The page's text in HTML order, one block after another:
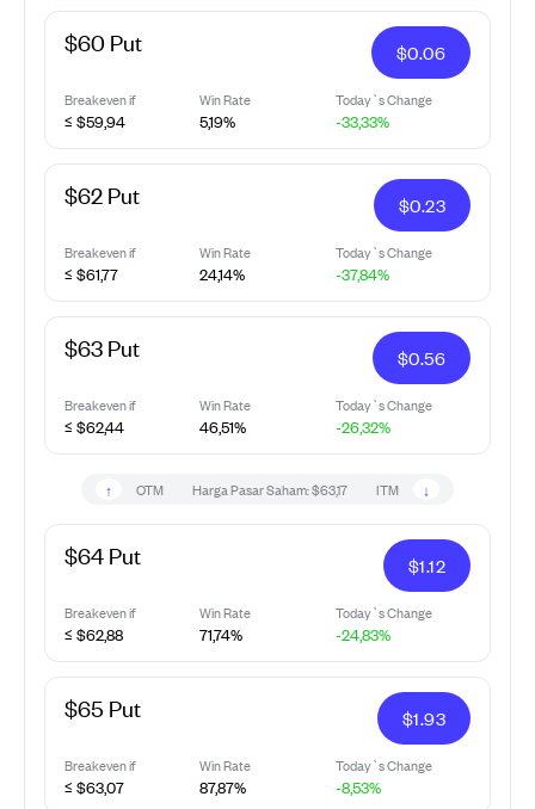
$60 Put $0.06
Breakeven if Win Rate Today`s Change
≤ $59,94 5,19% -33,33%
$62 Put $0.23
Breakeven if Win Rate Today`s Change
≤ $61,77 24,14% -37,84%
$63 Put $0.56
Breakeven if Win Rate Today`s Change
≤ $62,44 46,51% -26,32%
↑ OTM Harga Pasar Saham:$63,17 ITM ↓
$64 Put $1.12
Breakeven if Win Rate Today`s Change
≤ $62,88 71,74% -24,83%
$65 Put $1.93
Breakeven if Win Rate Today`s Change
≤ $63,07 87,87% -8,53%